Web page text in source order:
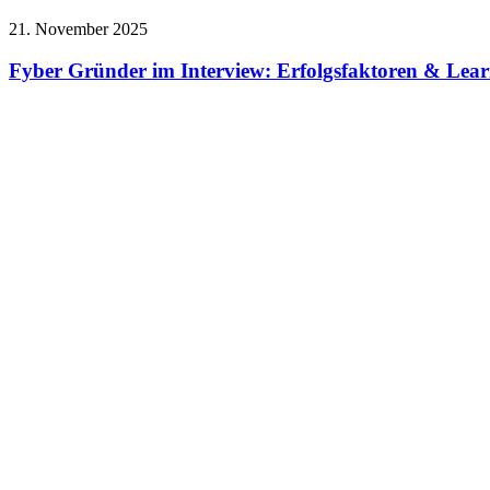
21. November 2025
Fyber Gründer im Interview: Erfolgsfaktoren &